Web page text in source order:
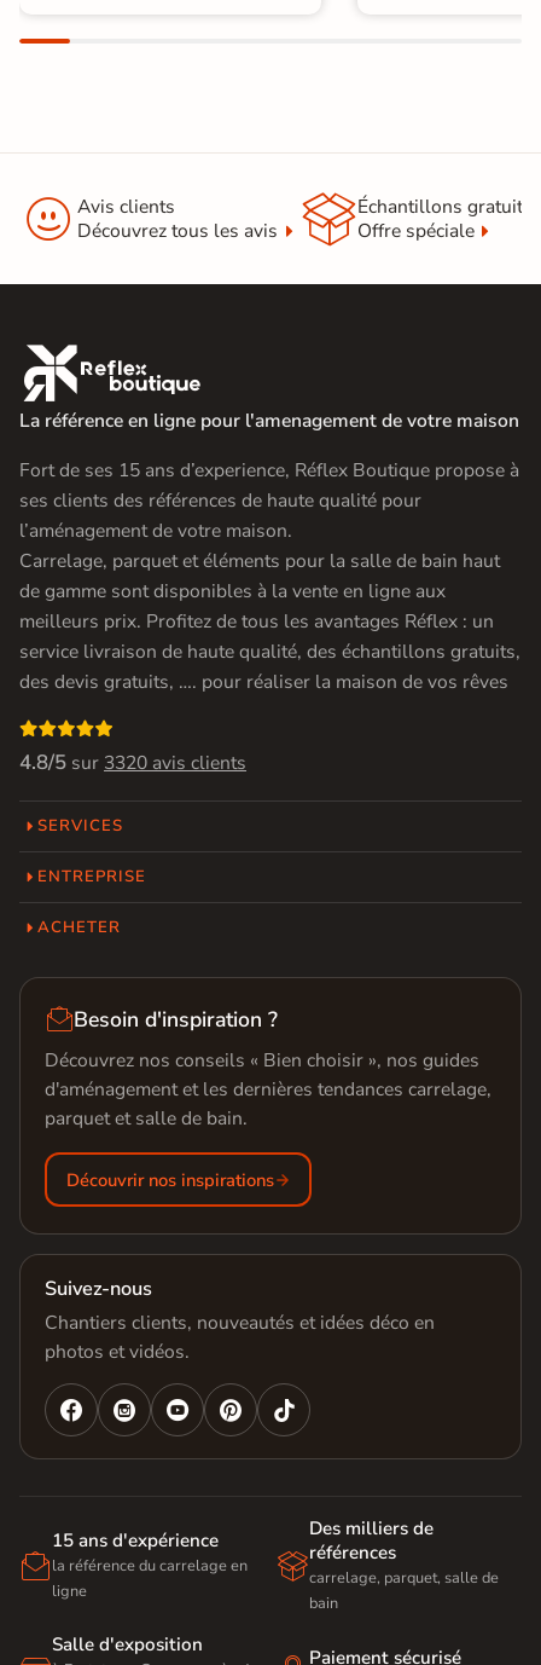
 Avis clients
Découvrez tous les avis
Échantillons gratuit
Offre spéciale

La référence en ligne pour l'amenagement de votre maison
Fort de ses 15 ans d’experience, Réflex Boutique propose à
ses clients des références de haute qualité pour
l’aménagement de votre maison.
Carrelage, parquet et éléments pour la salle de bain haut
de gamme sont disponibles à la vente en ligne aux
meilleurs prix. Profitez de tous les avantages Réflex : un
service livraison de haute qualité, des échantillons gratuits,
des devis gratuits, …. pour réaliser la maison de vos rêves

4.8/5 sur 3320 avis clients
SERVICES
ENTREPRISE
ACHETER
Besoin d'inspiration ?
Découvrez nos conseils « Bien choisir », nos guides
d'aménagement et les dernières tendances carrelage,
parquet et salle de bain.
Découvrir nos inspirations
Suivez-nous
Chantiers clients, nouveautés et idées déco en
photos et vidéos.
   

15 ans d'expérience
la référence du carrelage en
ligne

Des milliers de
références
carrelage, parquet, salle de
bain
Salle d'exposition
Paiement sécurisé